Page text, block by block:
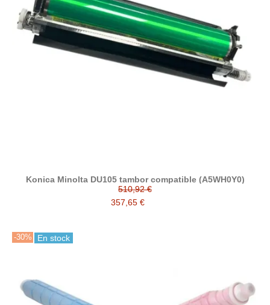
Konica Minolta DU105 tambor compatible (A5WH0Y0)
510,92 €
357,65 €
-30% En stock